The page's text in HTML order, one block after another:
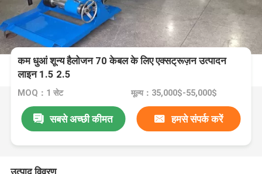
कम धुआं शून्य हैलोजन 70 केबल के लिए एक्सट्रूज़न उत्पादन
लाइन 1.5 2.5
MOQ：1 सेट मूल्य：35,000$-55,000$
सबसे अच्छी कीमत हमसे संपर्क करें
उत्पाद विवरण